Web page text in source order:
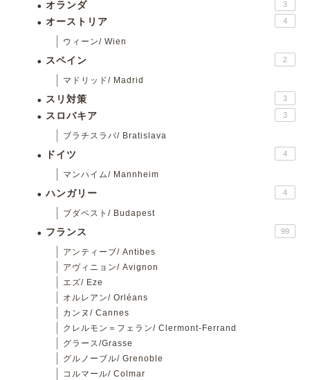
オランダ 3
オーストリア 4
ウィーン/ Wien
スペイン 2
マドリッド/ Madrid
スリ対策 3
スロバキア 3
ブラチスラバ/ Bratislava
ドイツ 4
マンハイム/ Mannheim
ハンガリー 4
ブダペスト/ Budapest
フランス 99
アンティーブ/ Antibes
アヴィニョン/ Avignon
エズ/ Eze
オルレアン/ Orléans
カンヌ/ Cannes
クレルモン＝フェラン/ Clermont-Ferrand
グラース/Grasse
グルノーブル/ Grenoble
コルマール/ Colmar